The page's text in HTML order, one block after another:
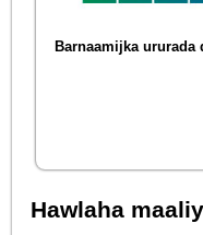
Barnaamijka ururada
Hawlaha